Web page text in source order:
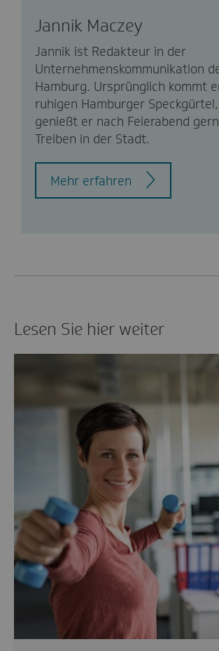
Jannik Maczey
Jannik ist Redakteur in der
Unternehmenskommunikation
Hamburg. Ursprünglich kommt
ruhigen Hamburger
genießt er nach Feierabend
Treiben in der Stadt.
Mehr erfahren
Lesen Sie hier weiter